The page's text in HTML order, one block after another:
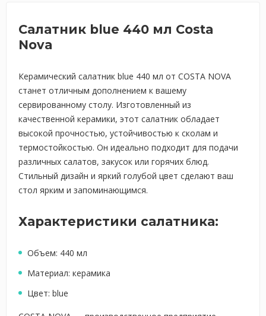
Салатник blue 440 мл Costa
Nova
Керамический салатник blue 440 мл от COSTA NOVA
станет отличным дополнением к вашему
сервированному столу. Изготовленный из
качественной керамики, этот салатник обладает
высокой прочностью, устойчивостью к сколам и
термостойкостью. Он идеально подходит для подачи
различных салатов, закусок или горячих блюд.
Стильный дизайн и яркий голубой цвет сделают ваш
стол ярким и запоминающимся.
Характеристики салатника:
Объем: 440 мл
Материал: керамика
Цвет: blue